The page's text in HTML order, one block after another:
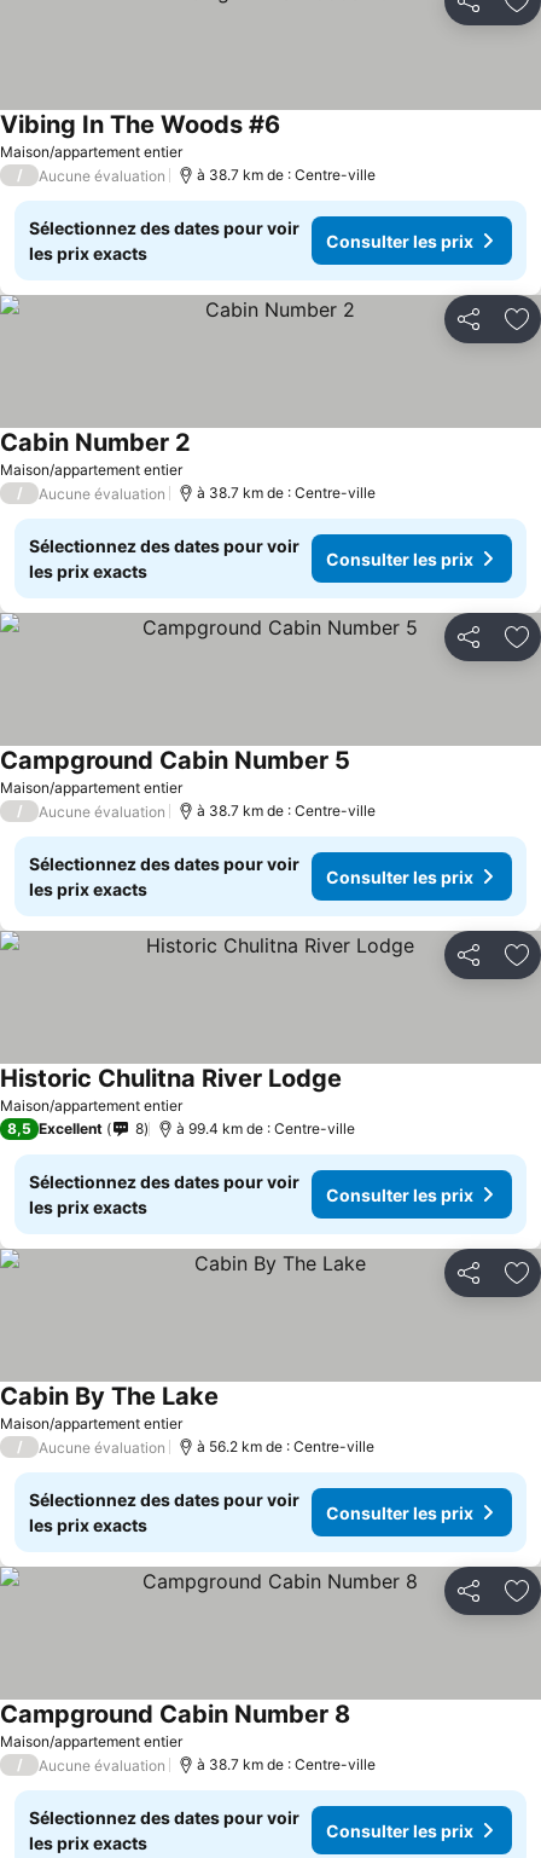
Partager
Maison/appartement entier
Vibing In The Woods #6
/ Aucune évaluation à 38.7 km de : Centre-ville
Sélectionnez des dates pour voir
les prix exacts
Consulter les prix
Partager
Maison/appartement entier
Cabin Number 2
/ Aucune évaluation à 38.7 km de : Centre-ville
Sélectionnez des dates pour voir
les prix exacts
Consulter les prix
Partager
Maison/appartement entier
Campground Cabin Number 5
/ Aucune évaluation à 38.7 km de : Centre-ville
Sélectionnez des dates pour voir
les prix exacts
Consulter les prix
Partager
Maison/appartement entier
Historic Chulitna River Lodge
8,5 Excellent 8 à 99.4 km de : Centre-ville
Sélectionnez des dates pour voir
les prix exacts
Consulter les prix
Partager
Maison/appartement entier
Cabin By The Lake
/ Aucune évaluation à 56.2 km de : Centre-ville
Sélectionnez des dates pour voir
les prix exacts
Consulter les prix
Partager
Maison/appartement entier
Campground Cabin Number 8
/ Aucune évaluation à 38.7 km de : Centre-ville
Sélectionnez des dates pour voir
les prix exacts
Consulter les prix